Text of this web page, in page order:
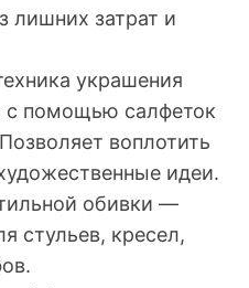
лишних затрат и
украшения
с помощью салфеток
воплотить
идеи.
обивки —
стульев, кресел,